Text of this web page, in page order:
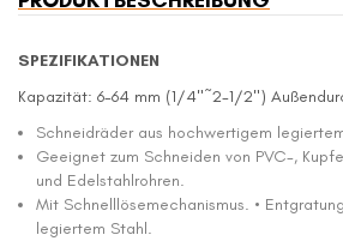
SPEZIFIKATIONEN
Kapazität: 6-64 mm (1/4"~2-1/2")
Schneidräder aus hochwertigem
Geeignet zum Schneiden von PVC-,
und Edelstahlrohren.
Mit Schnelllösemechanismus. •
legiertem Stahl.